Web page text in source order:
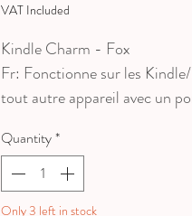
VAT Included
Kindle Charm - Fox
Fr: Fonctionne sur les
tout autre appareil avec un
(N'hésitez pas à appuyer bien
faire rentrer le dust plug )
Eng : A plug for your Kindle/
Quantity*
Only 3 left in stock